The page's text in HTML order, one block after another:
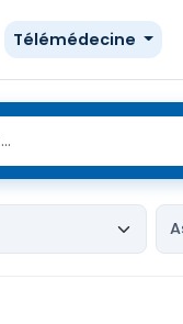
Télémédecine